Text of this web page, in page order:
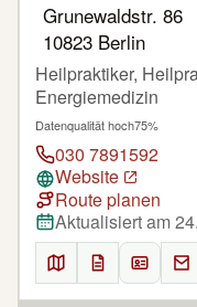
Grunewaldstr. 86
10823 Berlin
Heilpraktiker,
Energiemedizin
Datenqualität hoch75%
030 7891592
Website
Route planen
Aktualisiert am